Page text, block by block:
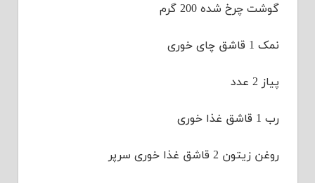
گوشت چرخ شده 200 گرم
نمک 1 قاشق چای خوری
پیاز 2 عدد
رب 1 قاشق غذا خوری
روغن زیتون 2 قاشق غذا خوری سرپر